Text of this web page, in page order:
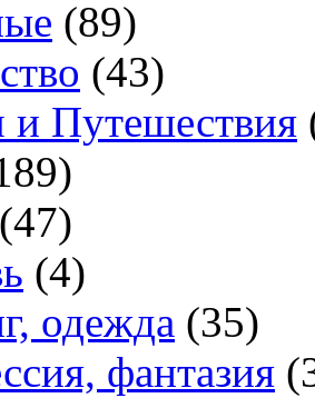
(89)
(43)
и Путешествия
(47)
(4)
одежда (35)
фантазия